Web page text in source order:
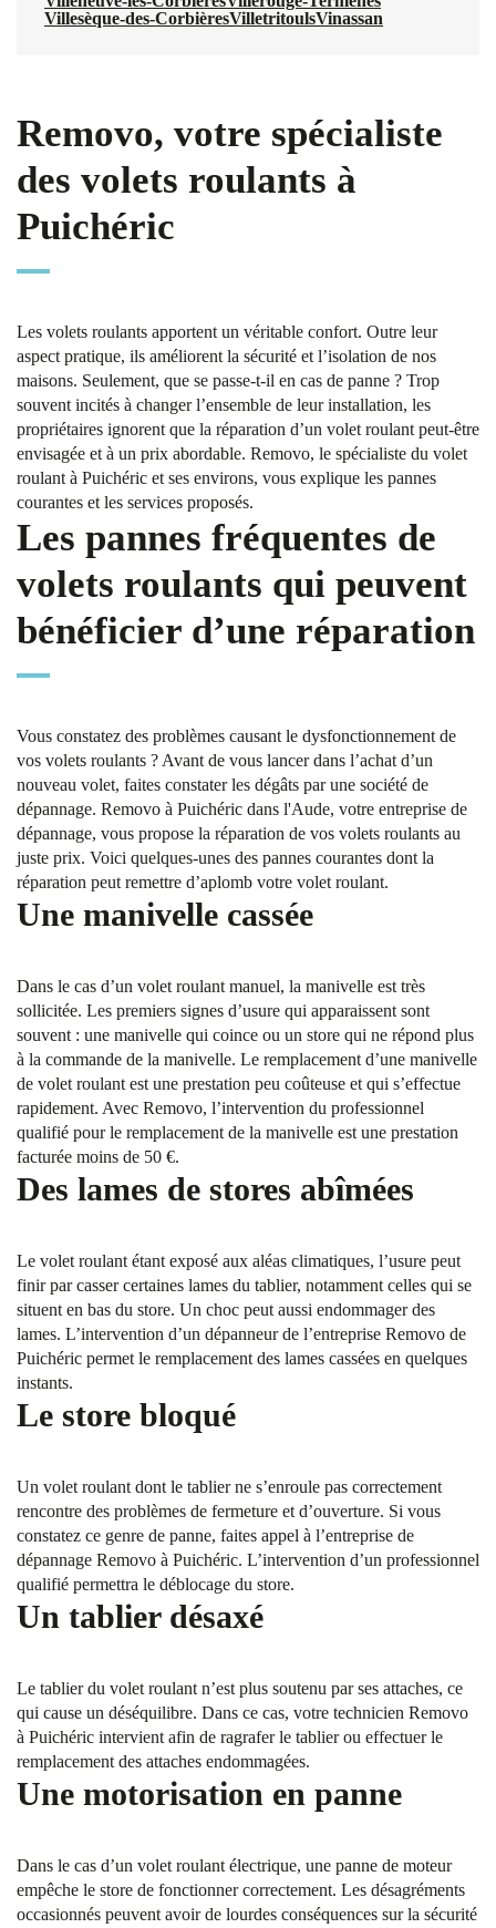
Villesèque-des-CorbièresVilletritoulsVinassan
Removo, votre spécialiste
des volets roulants à
Puichéric
Les volets roulants apportent un véritable confort. Outre leur
aspect pratique, ils améliorent la sécurité et l’isolation de nos
maisons. Seulement, que se passe-t-il en cas de panne ? Trop
souvent incités à changer l’ensemble de leur installation, les
propriétaires ignorent que la réparation d’un volet roulant peut-être
envisagée et à un prix abordable. Removo, le spécialiste du volet
roulant à Puichéric et ses environs, vous explique les pannes
courantes et les services proposés.
Les pannes fréquentes de
volets roulants qui peuvent
bénéficier d’une réparation
Vous constatez des problèmes causant le dysfonctionnement de
vos volets roulants ? Avant de vous lancer dans l’achat d’un
nouveau volet, faites constater les dégâts par une société de
dépannage. Removo à Puichéric dans l'Aude, votre entreprise de
dépannage, vous propose la réparation de vos volets roulants au
juste prix. Voici quelques-unes des pannes courantes dont la
réparation peut remettre d’aplomb votre volet roulant.
Une manivelle cassée
Dans le cas d’un volet roulant manuel, la manivelle est très
sollicitée. Les premiers signes d’usure qui apparaissent sont
souvent : une manivelle qui coince ou un store qui ne répond plus
à la commande de la manivelle. Le remplacement d’une manivelle
de volet roulant est une prestation peu coûteuse et qui s’effectue
rapidement. Avec Removo, l’intervention du professionnel
qualifié pour le remplacement de la manivelle est une prestation
facturée moins de 50 €.
Des lames de stores abîmées
Le volet roulant étant exposé aux aléas climatiques, l’usure peut
finir par casser certaines lames du tablier, notamment celles qui se
situent en bas du store. Un choc peut aussi endommager des
lames. L’intervention d’un dépanneur de l’entreprise Removo de
Puichéric permet le remplacement des lames cassées en quelques
instants.
Le store bloqué
Un volet roulant dont le tablier ne s’enroule pas correctement
rencontre des problèmes de fermeture et d’ouverture. Si vous
constatez ce genre de panne, faites appel à l’entreprise de
dépannage Removo à Puichéric. L’intervention d’un professionnel
qualifié permettra le déblocage du store.
Un tablier désaxé
Le tablier du volet roulant n’est plus soutenu par ses attaches, ce
qui cause un déséquilibre. Dans ce cas, votre technicien Removo
à Puichéric intervient afin de ragrafer le tablier ou effectuer le
remplacement des attaches endommagées.
Une motorisation en panne
Dans le cas d’un volet roulant électrique, une panne de moteur
empêche le store de fonctionner correctement. Les désagréments
occasionnés peuvent avoir de lourdes conséquences sur la sécurité